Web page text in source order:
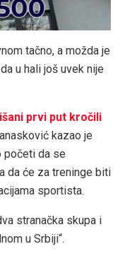
tačno, a možda je
u hali još uvek nije
prvi put kročili
kazao je
početi da se
da će za treninge biti
sportista.
stranačka skupa i
u Srbiji“.